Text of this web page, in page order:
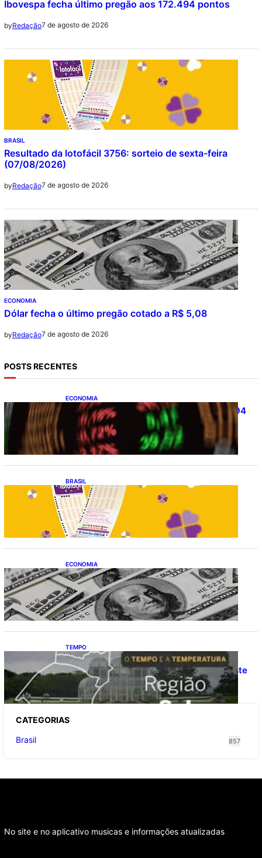
Ibovespa fecha último pregão aos 172.494 pontos
byRedação7 de agosto de 2026
BRASIL
Resultado da lotofácil 3756: sorteio de sexta-feira
(07/08/2026)
byRedação7 de agosto de 2026
ECONOMIA
Dólar fecha o último pregão cotado a R$ 5,08
byRedação7 de agosto de 2026
POSTS RECENTES
ECONOMIA
Ibovespa fecha último pregão aos 172.494
pontos
BRASIL
Resultado da lotofácil 3756: sorteio de
sexta-feira (07/08/2026)
ECONOMIA
Dólar fecha o último pregão cotado a R$
5,08
TEMPO
O TEMPO E A TEMPERATURA: Confira a
previsão do tempo para a Região Sul neste
sábado (8)
CATEGORIAS
Brasil
857
No site e no aplicativo musicas e informações atualizadas